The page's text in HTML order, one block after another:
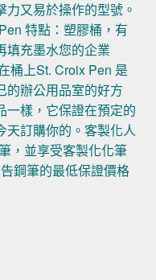
又易於操作的型號。
特點：塑膠桶，有
填充墨水您的企業
桶上St. Croix Pen 是
的辦公用品室的好方
一樣，它保證在預定的
天訂購你的。客製化人
，並享受客製化化筆
鋼筆的最低保證價格